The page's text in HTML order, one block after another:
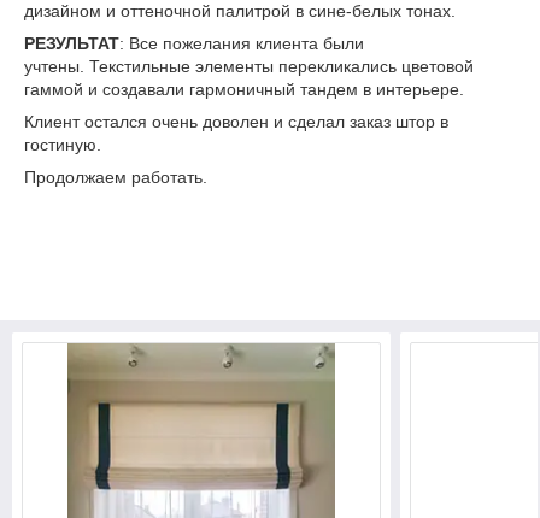
дизайном и оттеночной палитрой в сине-белых тонах
РЕЗУЛЬТАТ: Все пожелания клиента были
учтены. Текстильные элементы перекликались цветовой
гаммой и создавали гармоничный тандем в интерьере.
Клиент остался очень доволен и сделал заказ штор в
гостиную.
Продолжаем работать.